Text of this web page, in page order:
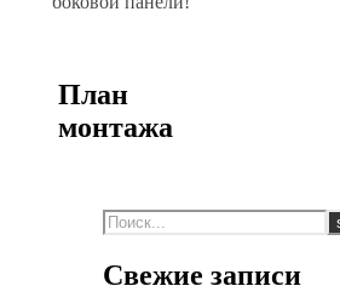
План
монтажа
Свежие записи